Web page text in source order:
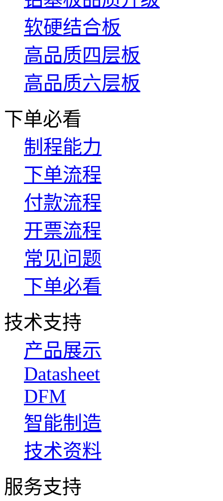
软硬结合板
高品质四层板
高品质六层板
下单必看
制程能力
下单流程
付款流程
开票流程
常见问题
下单必看
技术支持
产品展示
Datasheet
DFM
智能制造
技术资料
服务支持